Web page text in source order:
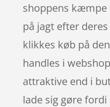
shoppens kæmpe
på jagt efter
klikkes køb på
handles i
attraktive end i
lade sig gøre